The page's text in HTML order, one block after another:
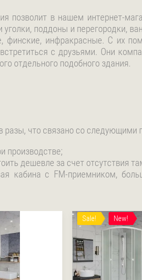
позволит в нашем интернет-
уголки, поддоны и перегородки,
финские, инфракрасные. С их
с друзьями. Они
отдельного подобного здания.
разы, что связано со следующими
производстве;
дешевле за счет
кабина с FM-приемником,
Sale! New!